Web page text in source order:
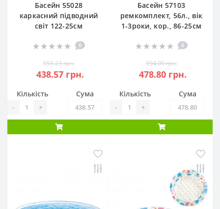
Басейн 55028
каркасний підводний
світ 122-25см
0
555.23 грн.
438.57 грн.
Кількість
- +
Сума
Басейн 57103
ремкомплект, 56л., вік
1-3роки, кор., 86-25см
0
594.00 грн.
478.80 грн.
Кількість
- +
Сума